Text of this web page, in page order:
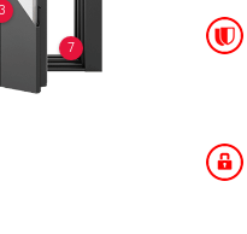
3
7